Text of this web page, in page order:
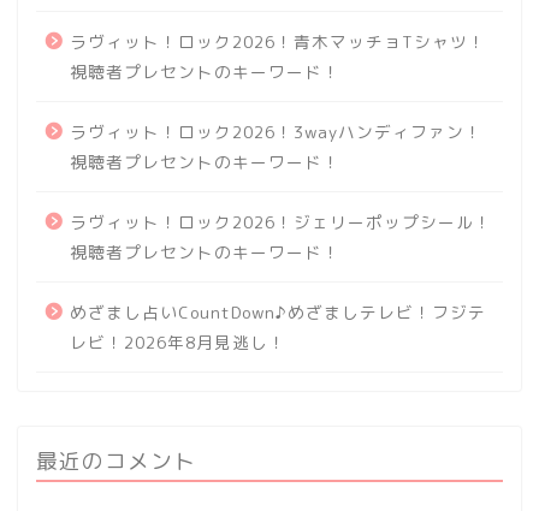
ラヴィット！ロック2026！青木マッチョTシャツ！
視聴者プレセントのキーワード！
ラヴィット！ロック2026！3wayハンディファン！
視聴者プレセントのキーワード！
ラヴィット！ロック2026！ジェリーポップシール！
視聴者プレセントのキーワード！
めざまし占いCountDown♪めざましテレビ！フジテ
レビ！2026年8月見逃し！
最近のコメント